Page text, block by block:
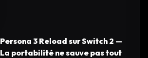
Persona 3 Reload sur Switch 2 —
La portabilité ne sauve pas tout